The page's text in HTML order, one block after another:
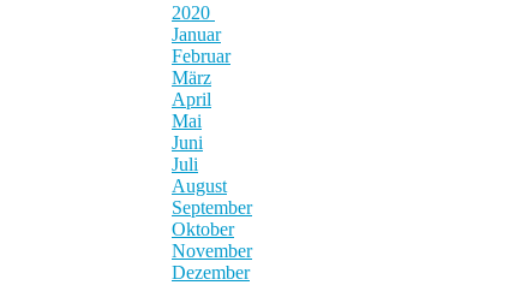
2020
Januar
Februar
März
April
Mai
Juni
Juli
August
September
Oktober
November
Dezember